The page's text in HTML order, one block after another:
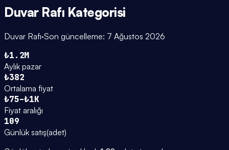
Duvar Rafı Kategorisi
Duvar Rafı·Son güncelleme: 7 Ağustos 2026
₺1.2M
Aylık pazar
₺382
Ortalama fiyat
₺75–₺1K
Fiyat aralığı
109
Günlük satış(adet)